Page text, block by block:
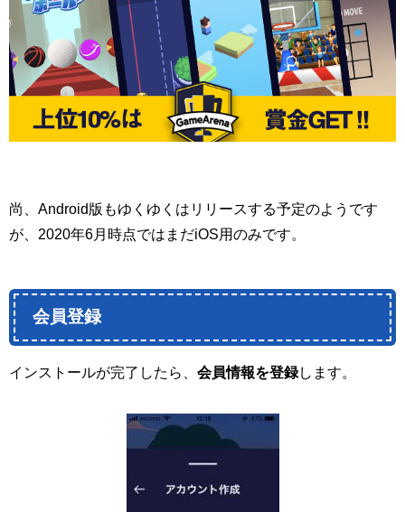
尚、Android版もゆくゆくはリリースする予定のようです
が、2020年6月時点ではまだiOS用のみです。
会員登録
インストールが完了したら、 会員情報を登録します。